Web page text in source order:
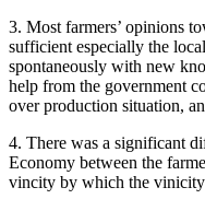
3. Most farmers’ opinions
sufficient especially the
spontaneously with new
help from the government
over production situation,
4. There was a significant
Economy between the
vincity by which the vinicity